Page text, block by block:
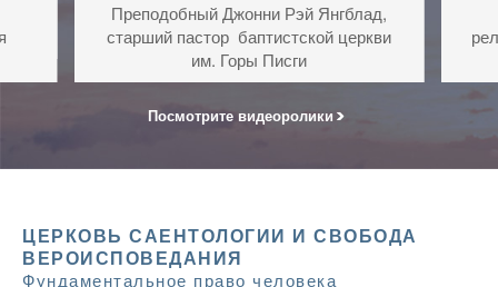
Преподобный Джонни Рэй Янгблад,
старший пастор баптистской церкви
им. Горы Писги
Посмотрите видеоролики
ЦЕРКОВЬ САЕНТОЛОГИИ И СВОБОДА
ВЕРОИСПОВЕДАНИЯ
Фундаментальное право человека